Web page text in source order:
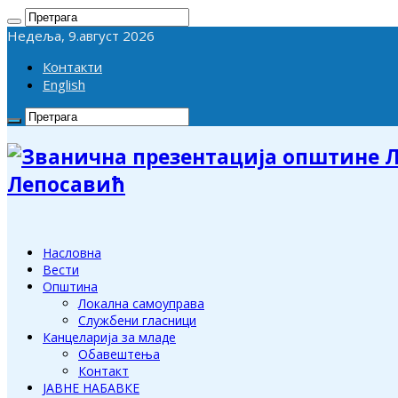
Недеља, 9.август 2026
Контакти
English
Лепосавић
Насловна
Вести
Општина
Локална самоуправа
Службени гласници
Канцеларија за младе
Обавештења
Контакт
ЈАВНЕ НАБАВКЕ